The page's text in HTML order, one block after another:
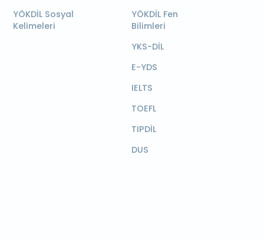
YÖKDİL Sosyal
Kelimeleri
YÖKDİL Fen
Bilimleri
YKS-DİL
E-YDS
IELTS
TOEFL
TIPDİL
DUS